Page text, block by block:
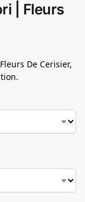
| Fleurs
De Cerisier,